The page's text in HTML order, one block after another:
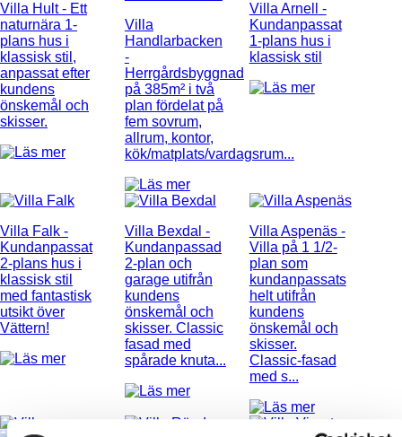
Villa Hult- Ett
naturnära 1-
plans hus i
klassisk stil,
anpassat efter
kundens
önskemål och
skisser.
Villa
Handlarbacken
-
Herrgårdsbyggnad
på 385m² i två
plan fördelat på
fem sovrum,
allrum, kontor,
kök/matplats/vardagsrum...
Villa Arnell
-
Kundanpassat
1-plans hus i
klassisk stil
Villa Falk -
Kundanpassat
2-plans hus i
klassisk stil
med fantastisk
utsikt över
Vättern!
Villa Bexdal -
Kundanpassad
2-plan och
garage utifrån
kundens
önskemål och
skisser. Classic
fasad med
spårade knuta...
Villa Aspenäs-
Villa på 1 1/2-
plan som
kundanpassats
helt utifrån
kundens
önskemål och
skisser.
Classic-fasad
med s...